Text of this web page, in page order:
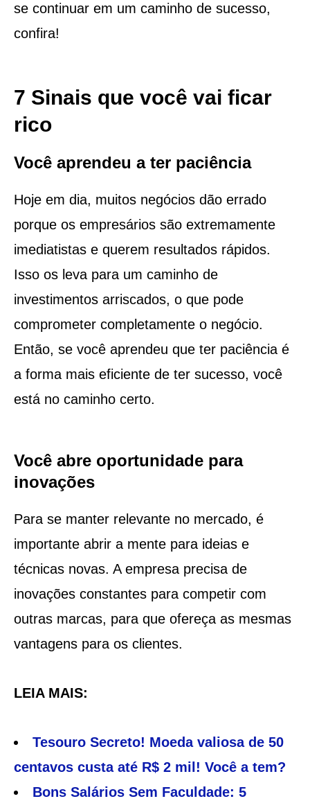
se continuar em um caminho de sucesso,
confira!
7 Sinais que você vai ficar
rico
Você aprendeu a ter paciência
Hoje em dia, muitos negócios dão errado
porque os empresários são extremamente
imediatistas e querem resultados rápidos.
Isso os leva para um caminho de
investimentos arriscados, o que pode
comprometer completamente o negócio.
Então, se você aprendeu que ter paciência é
a forma mais eficiente de ter sucesso, você
está no caminho certo.
Você abre oportunidade para
inovações
Para se manter relevante no mercado, é
importante abrir a mente para ideias e
técnicas novas. A empresa precisa de
inovações constantes para competir com
outras marcas, para que ofereça as mesmas
vantagens para os clientes.
LEIA MAIS:
Tesouro Secreto! Moeda valiosa de 50
centavos custa até R$ 2 mil! Você a tem?
Bons Salários Sem Faculdade: 5